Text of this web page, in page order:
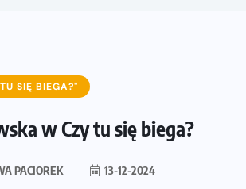
SIĘ BIEGA?"
w Czy tu się biega?
PACIOREK 13-12-2024